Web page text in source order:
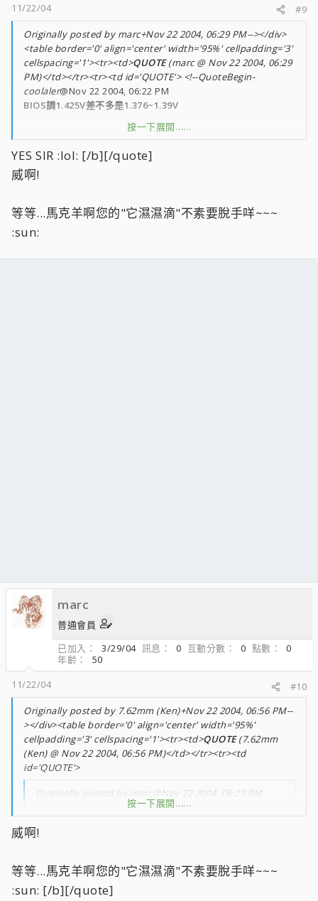
11/22/04
#9
Originally posted by marc+Nov 22 2004, 06:29 PM--></div>
<table border='0' align='center' width='95%' cellpadding='3'
cellspacing='1'><tr><td>QUOTE(marc @ Nov 22 2004, 06:29
PM)</td></tr><tr><td id='QUOTE'> <!--QuoteBegin-
coolaler@Nov 22 2004, 06:22 PM
BIOS調1.425V差不多是1.376~1.39V
試試看不加壓空冷極限好有個基準比較 :MMM:
按一下展開……
YES SIR :lol: [/b][/quote]
威啊!
等等...馬克羊啊您的"它濕濕滴"不素要脫手咩~~~
:sun:
marc
普通會員
已加入
3/29/04 訊息 0 互動分數 0 點數
0
年齡
50
11/22/04
#10
Originally posted by 7.62mm (Ken)+Nov 22 2004, 06:56 PM--
></div><table border='0' align='center' width='95%'
cellpadding='3' cellspacing='1'><tr><td>QUOTE(7.62mm
(Ken) @ Nov 22 2004, 06:56 PM)</td></tr><tr><td
id='QUOTE'>
Originally posted by marc@Nov 22 2004, 06:29 PM
<!--QuoteBegin-coolaler按一下展開……
@Nov 22 2004, 06:22 PM
試試看不加壓空冷極限好有個基準比較 :MMM:
HT設3X就夠了
按一下展開……
威啊!
等等...馬克羊啊您的"它濕濕滴"不素要脫手咩~~~
:sun: [/b][/quote]